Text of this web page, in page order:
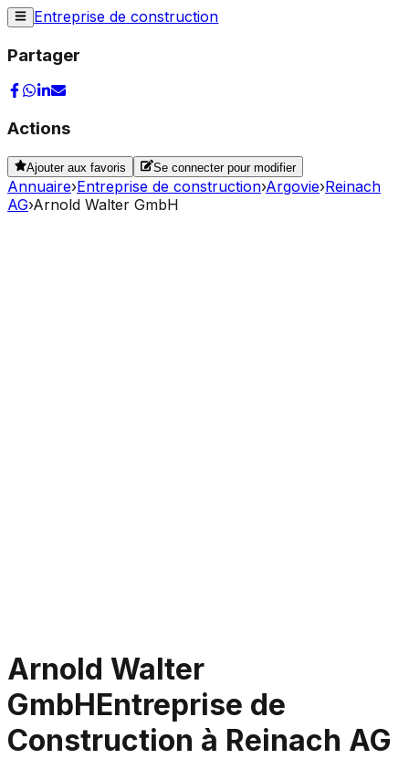
Entreprise de construction
Partager
Actions
Ajouter aux favoris Se connecter pour modifier
Annuaire›Entreprise de construction›Argovie›Reinach
AG›Arnold Walter GmbH
Arnold Walter
GmbHEntreprise de
Construction à Reinach AG